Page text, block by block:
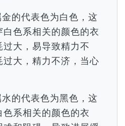
的代表色为白色，这
色系相关的颜色的衣
大，易导致精力不
大，精力不济，当心
的代表色为黑色，这
系相关的颜色的衣